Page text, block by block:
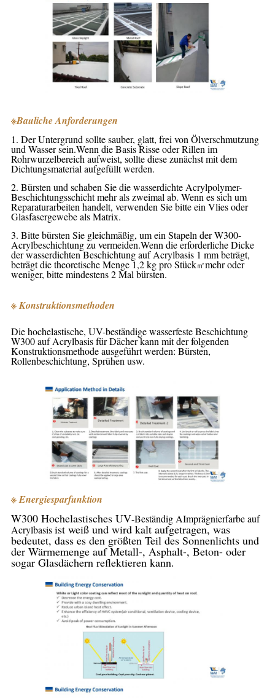
※Bauliche Anforderungen
1. Der Untergrund sollte sauber, glatt, frei von Ölverschmutzung
und Wasser sein.Wenn die Basis Risse oder Rillen im
Rohrwurzelbereich aufweist, sollte diese zunächst mit dem
Dichtungsmaterial aufgefüllt werden.
2. Bürsten und schaben Sie die wasserdichte Acrylpolymer-
Beschichtungsschicht mehr als zweimal ab. Wenn es sich um
Reparaturarbeiten handelt, verwenden Sie bitte ein Vlies oder
Glasfasergewebe als Matrix.
3. Bitte bürsten Sie gleichmäßig, um ein Stapeln der W300-
Acrylbeschichtung zu vermeiden.Wenn die erforderliche Dicke
der wasserdichten Beschichtung auf Acrylbasis 1 mm beträgt,
beträgt die theoretische Menge 1,2 kg pro Stück㎡mehr oder
weniger, bitte mindestens 2 Mal bürsten.
※ Konstruktionsmethoden
Die hochelastische, UV-beständige wasserfeste Beschichtung
W300 auf Acrylbasis für Dächer kann mit der folgenden
Konstruktionsmethode ausgeführt werden: Bürsten,
Rollenbeschichtung, Sprühen usw.
※ Energiesparfunktion
W300 Hochelastisches UV-Beständig AImprägnierfarbe auf
Acrylbasisist weiß und wird kalt aufgetragen, was
bedeutet, dass es den größten Teil des Sonnenlichts und
der Wärmemenge auf Metall-, Asphalt-, Beton- oder
sogar Glasdächern reflektieren kann.